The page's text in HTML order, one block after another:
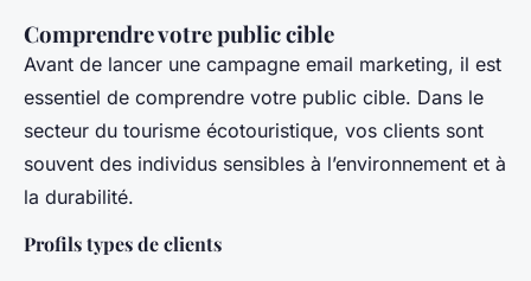
Comprendre votre public cible
Avant de lancer une campagne email marketing, il est
essentiel de comprendre votre public cible. Dans le
secteur du tourisme écotouristique, vos clients sont
souvent des individus sensibles à l’environnement et à
la durabilité.
Profils types de clients